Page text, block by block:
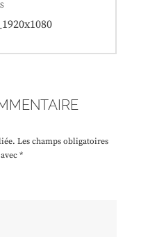
Les champs obligatoires
*